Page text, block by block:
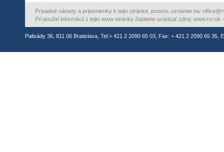
Prípadné námety a pripomienky k tejto stránke, prosím, oznámte na:
Pri použití informácií z tejto www stránky žiadame uvádzať zdroj: www.rvr.sk
Palisády 36, 811 06 Bratislava, Tel:+ 421 2 2090 65 03, Fax: + 421 2 2090 65 35,